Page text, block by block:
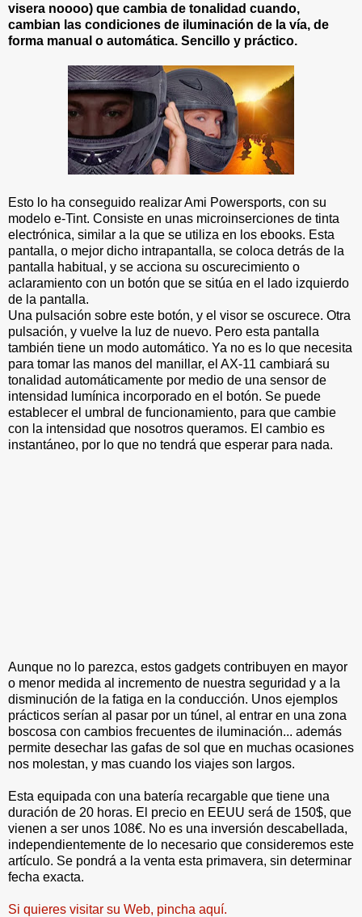
visera noooo) que cambia de tonalidad cuando,
cambian las condiciones de iluminación de la vía, de
forma manual o automática. Sencillo y práctico.
Esto lo ha conseguido realizar Ami Powersports, con su
modelo e-Tint. Consiste en unas microinserciones de tinta
electrónica, similar a la que se utiliza en los ebooks. Esta
pantalla, o mejor dicho intrapantalla, se coloca detrás de la
pantalla habitual, y se acciona su oscurecimiento o
aclaramiento con un botón que se sitúa en el lado izquierdo
de la pantalla.
Una pulsación sobre este botón, y el visor se oscurece. Otra
pulsación, y vuelve la luz de nuevo. Pero esta pantalla
también tiene un modo automático. Ya no es lo que necesita
para tomar las manos del manillar, el AX-11 cambiará su
tonalidad automáticamente por medio de una sensor de
intensidad lumínica incorporado en el botón. Se puede
establecer el umbral de funcionamiento, para que cambie
con la intensidad que nosotros queramos. El cambio es
instantáneo, por lo que no tendrá que esperar para nada.
Aunque no lo parezca, estos gadgets contribuyen en mayor
o menor medida al incremento de nuestra seguridad y a la
disminución de la fatiga en la conducción. Unos ejemplos
prácticos serían al pasar por un túnel, al entrar en una zona
boscosa con cambios frecuentes de iluminación... además
permite desechar las gafas de sol que en muchas ocasiones
nos molestan, y mas cuando los viajes son largos.
Esta equipada con una batería recargable que tiene una
duración de 20 horas. El precio en EEUU será de 150$, que
vienen a ser unos 108€. No es una inversión descabellada,
independientemente de lo necesario que consideremos este
artículo. Se pondrá a la venta esta primavera, sin determinar
fecha exacta.
Si quieres visitar su Web, pincha aquí.